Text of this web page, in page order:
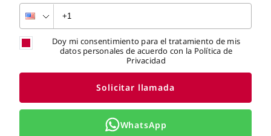
Doy mi consentimiento para el tratamiento de mis
datos personales de acuerdo con la Política de
Privacidad
Solicitar llamada
WhatsApp